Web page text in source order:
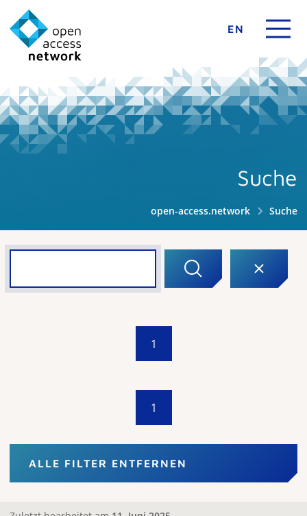
EN
Suche
open-access.network Suche
1
1
ALLE FILTER ENTFERNEN